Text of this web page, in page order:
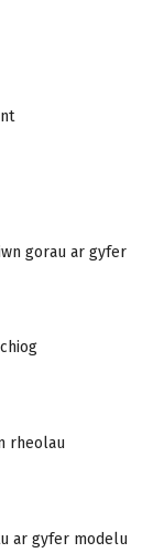
gorau ar gyfer
rheolau
ar gyfer modelu